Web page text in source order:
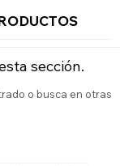
sección.
o busca en otras